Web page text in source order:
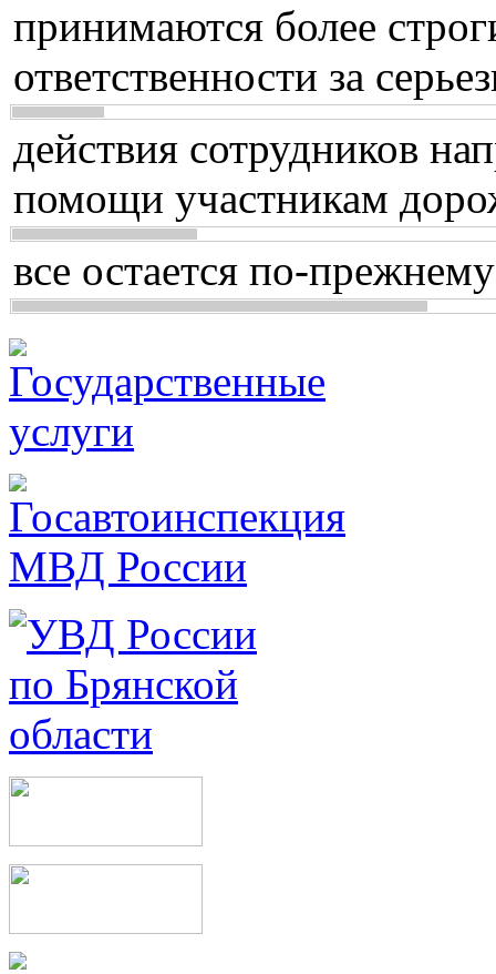
принимаются более
ответственности за
действия сотрудников
помощи участникам
все остается по-